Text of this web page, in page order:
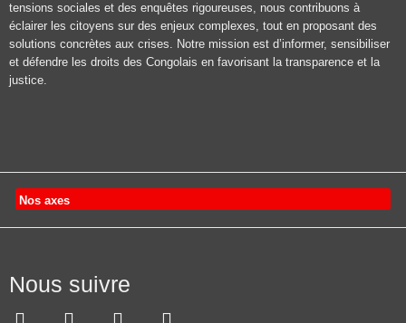
tensions sociales et des enquêtes rigoureuses, nous contribuons à
éclairer les citoyens sur des enjeux complexes, tout en proposant des
solutions concrètes aux crises. Notre mission est d’informer, sensibiliser
et défendre les droits des Congolais en favorisant la transparence et la
justice.
Nos axes
Nous suivre